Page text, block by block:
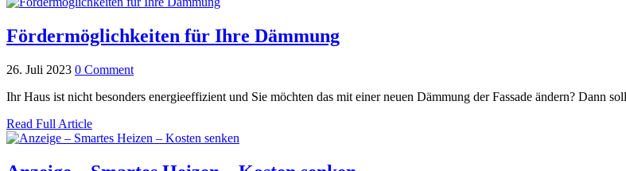
Fördermöglichkeiten für Ihre Dämmung
26. Juli 2023 0 Comment
Ihr Haus ist nicht besonders energieeffizient und Sie möchten das mit einer neuen Dämmung der Fassade ändern? Dann
Read Full Article